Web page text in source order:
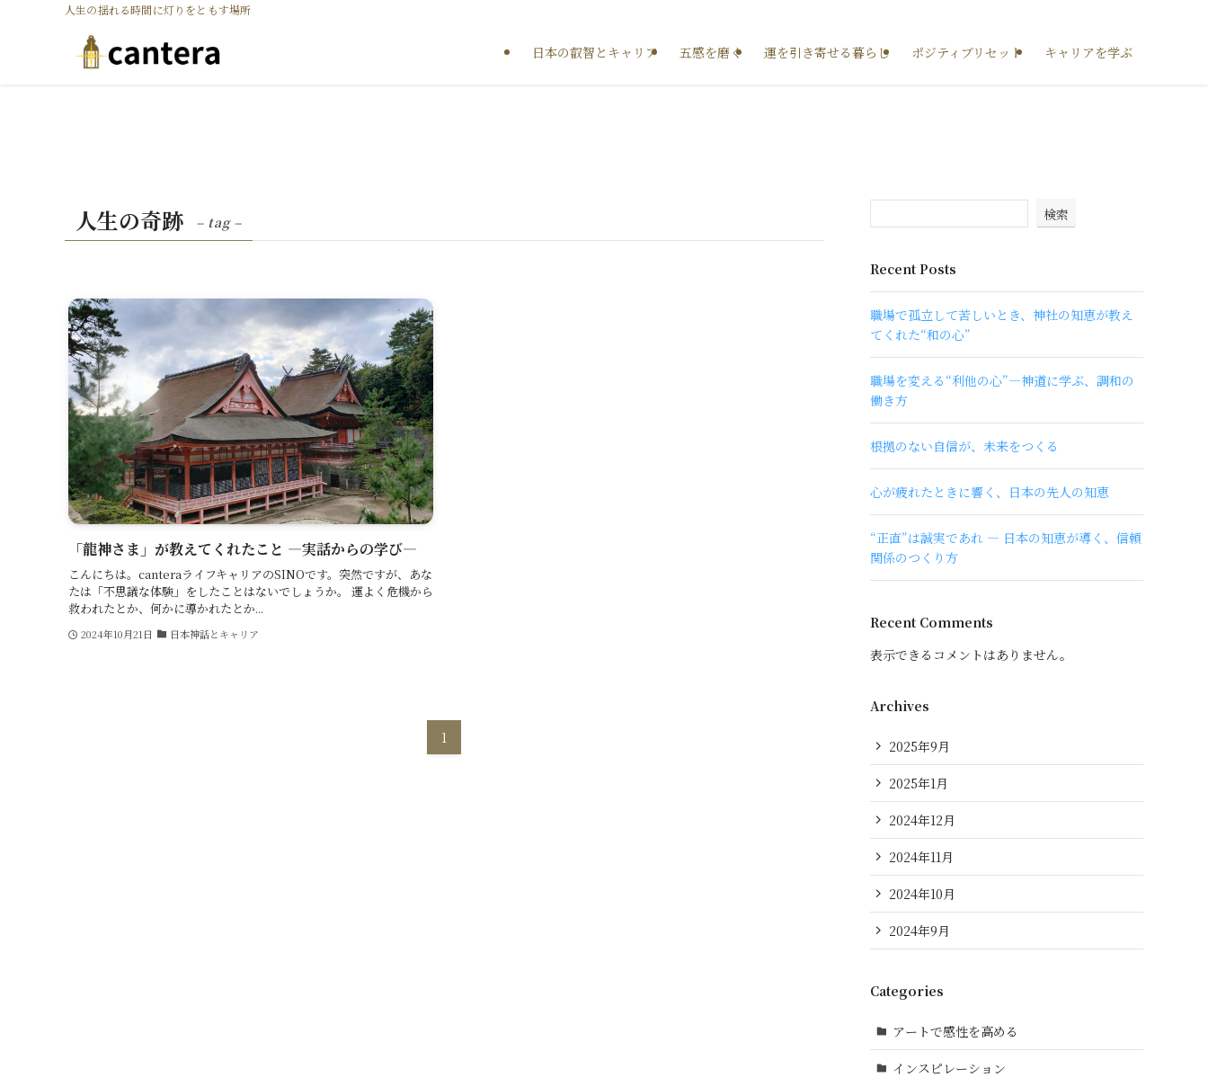
人生の揺れる時間に灯りをともす場所
日本の叡智とキャリア 五感を磨く 運を引き寄せる暮らし ポジティブリセット キャリアを学ぶ
人生の奇跡 – tag –
「龍神さま」が教えてくれたこと ―実話からの学び―
こんにちは。canteraライフキャリアのSINOです。突然ですが、あな
たは「不思議な体験」をしたことはないでしょうか。 運よく危機から
救われたとか、何かに導かれたとか...
2024年10月21日 日本神話とキャリア
1
検索
Recent Posts
職場で孤立して苦しいとき、神社の知恵が教え
てくれた“和の心”
職場を変える“利他の心”―神道に学ぶ、調和の
働き方
根拠のない自信が、未来をつくる
心が疲れたときに響く、日本の先人の知恵
“正直”は誠実であれ ― 日本の知恵が導く、信頼
関係のつくり方
Recent Comments
表示できるコメントはありません。
Archives
2025年9月
2025年1月
2024年12月
2024年11月
2024年10月
2024年9月
Categories
アートで感性を高める
インスピレーション